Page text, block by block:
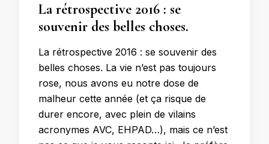
La rétrospective 2016 : se
souvenir des belles choses.
La rétrospective 2016 : se souvenir des
belles choses. La vie n’est pas toujours
rose, nous avons eu notre dose de
malheur cette année (et ça risque de
durer encore, avec plein de vilains
acronymes AVC, EHPAD…), mais ce n’est